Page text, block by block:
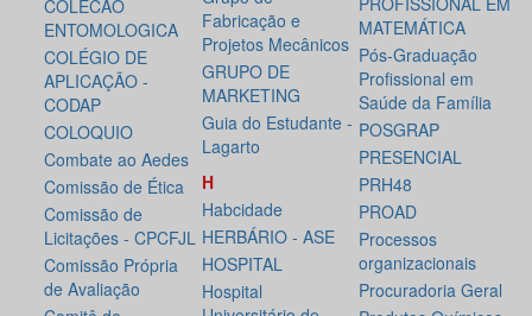
COLECAO
ENTOMOLOGICA
COLÉGIO DE
APLICAÇÃO -
CODAP
COLOQUIO
Combate ao Aedes
Comissão de Ética
Comissão de
Licitações - CPCFJL
Comissão Própria
de Avaliação
Fabricação e
Projetos Mecânicos
GRUPO DE
MARKETING
Guia do Estudante -
Lagarto
H
Habcidade
HERBÁRIO - ASE
HOSPITAL
Hospital
MATEMÁTICA
Pós-Graduação
Profissional em
Saúde da Família
POSGRAP
PRESENCIAL
PRH48
PROAD
Processos
organizacionais
Procuradoria Geral